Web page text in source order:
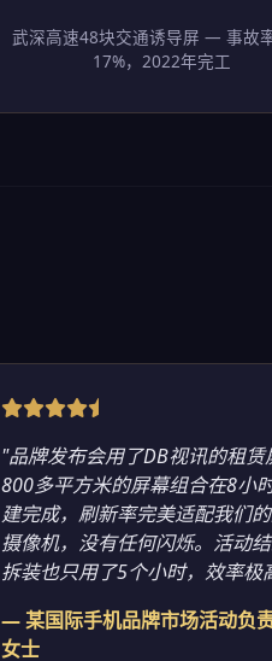
武深高速48块交通诱导屏 — 事故
17%，2022年完工
"品牌发布会用了DB视讯的租赁
800多平方米的屏幕组合在8小
建完成，刷新率完美适配我们
摄像机，没有任何闪烁。活动
拆装也只用了5个小时，效率极
— 某国际手机品牌市场活动负
女士